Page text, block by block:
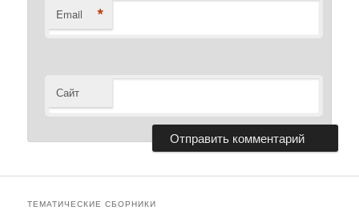
Email *
Сайт
ТЕМАТИЧЕСКИЕ СБОРНИКИ